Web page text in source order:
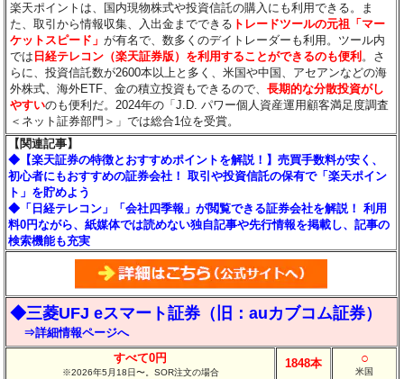
楽天ポイントは、国内現物株式や投資信託の購入にも利用できる。ま
た、取引から情報収集、入出金までできる トレードツールの元祖「マー
ケットスピード」が有名で、数多くのデイトレーダーも利用。ツール内
では 日経テレコン（楽天証券版）を利用することができるのも便利 。さ
らに、投資信託数が2600本以上と多く、米国や中国、アセアンなどの海
外株式、海外ETF、金の積立投資もできるので、長期的な分散投資がし
やすいのも便利だ。2024年の「J.D. パワー個人資産運用顧客満足度調査
＜ネット証券部門＞」では総合1位を受賞。
【関連記事】
◆【楽天証券の特徴とおすすめポイントを解説！】売買手数料が安く、
初心者にもおすすめの証券会社！ 取引や投資信託の保有で「楽天ポイン
ト」を貯めよう
◆「日経テレコン」「会社四季報」が閲覧できる証券会社を解説！ 利用
料0円ながら、紙媒体では読めない独自記事や先行情報を掲載し、記事の
検索機能も充実
◆三菱UFJ eスマート証券（旧：auカブコム証券）
⇒詳細情報ページへ
すべて0円
※2026年5月18日〜。SOR注文の場合
1848本 ○
米国